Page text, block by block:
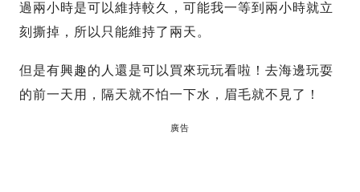
過兩小時是可以維持較久，可能我一等到兩小時就立
刻撕掉，所以只能維持了兩天。
但是有興趣的人還是可以買來玩玩看啦！去海邊玩耍
的前一天用，隔天就不怕一下水，眉毛就不見了！
廣告